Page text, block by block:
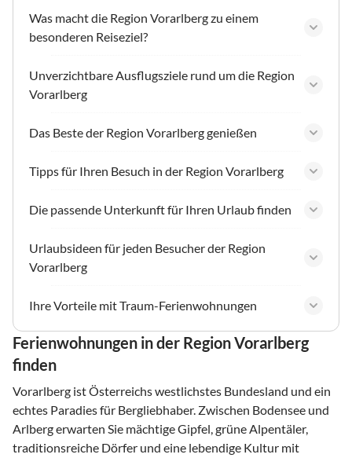
Was macht die Region Vorarlberg zu einem
besonderen Reiseziel?
Unverzichtbare Ausflugsziele rund um die Region
Vorarlberg
Das Beste der Region Vorarlberg genießen
Tipps für Ihren Besuch in der Region Vorarlberg
Die passende Unterkunft für Ihren Urlaub finden
Urlaubsideen für jeden Besucher der Region
Vorarlberg
Ihre Vorteile mit Traum-Ferienwohnungen
Ferienwohnungen in der Region Vorarlberg
finden
Vorarlberg ist Österreichs westlichstes Bundesland und ein
echtes Paradies für Bergliebhaber. Zwischen Bodensee und
Arlberg erwarten Sie mächtige Gipfel, grüne Alpentäler,
traditionsreiche Dörfer und eine lebendige Kultur mit